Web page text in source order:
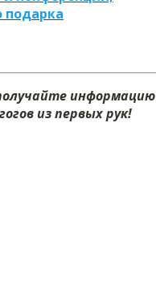
подарка
информацию
из первых рук!